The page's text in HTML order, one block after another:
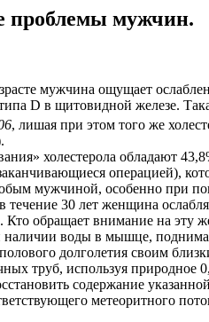
проблемы мужчин.
мужчина ощущает
D в щитовидной железе.
, лишая при этом того же
холестерола обладают
операцией),
мужчиной, особенно при
течение 30 лет женщина
Кто обращает внимание на эту
воды в мышце,
долголетия своим
труб, используя природное
содержание
метеоритного